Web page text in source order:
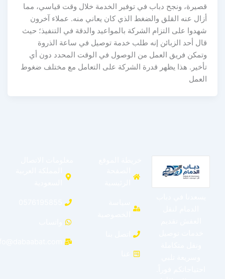
قصيرة، ونجح دباب في توفير الخدمة خلال وقت قياسي، مما
أزال عنه القلق والضغط الذي كان يعاني منه. عملاء آخرون
شهدوا على التزام الشركة بالمواعيد والدقة في التنفيذ؛ حيث
قال أحد الزبائن إنه طلب خدمة توصيل في ساعة الذروة
وتمكن فريق العمل من الوصول في الوقت المحدد دون أي
تأخير. هذا يظهر قدرة الشركة على التعامل مع مختلف ضغوط
العمل
الرئيسية
الخصوصية
اتصل بنا
عنا
السعودية
0576195855
واتساب
info@dabaabat.com